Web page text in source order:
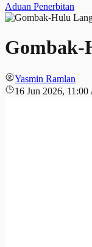
Aduan Penerbitan
Gombak-
Yasmin Ramlan
16 Jun 2026,